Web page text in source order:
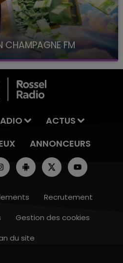
- 12h00
CHAMPAGNE FM
FM, à 8H10
ACTUS
ANNONCEURS
Recrutement
Gestion des cookies
du site